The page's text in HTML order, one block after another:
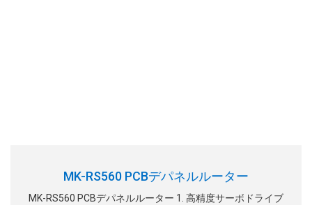
MK-RS560 PCBデパネルルーター
MK-RS560 PCBデパネルルーター 1. 高精度サーボドライブ